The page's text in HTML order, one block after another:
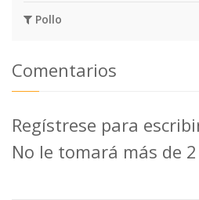
Pollo
Comentarios
Regístrese para
No le tomará más de